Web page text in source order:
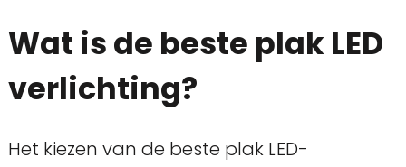
Wat is de beste plak LED
verlichting?
Het kiezen van de beste plak LED-